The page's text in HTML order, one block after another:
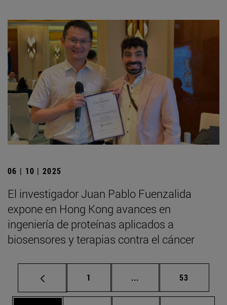
06 | 10 | 2025
El investigador Juan Pablo Fuenzalida
expone en Hong Kong avances en
ingeniería de proteínas aplicados a
biosensores y terapias contra el cáncer
Página
1 ... Páginas intermedias
Página
53